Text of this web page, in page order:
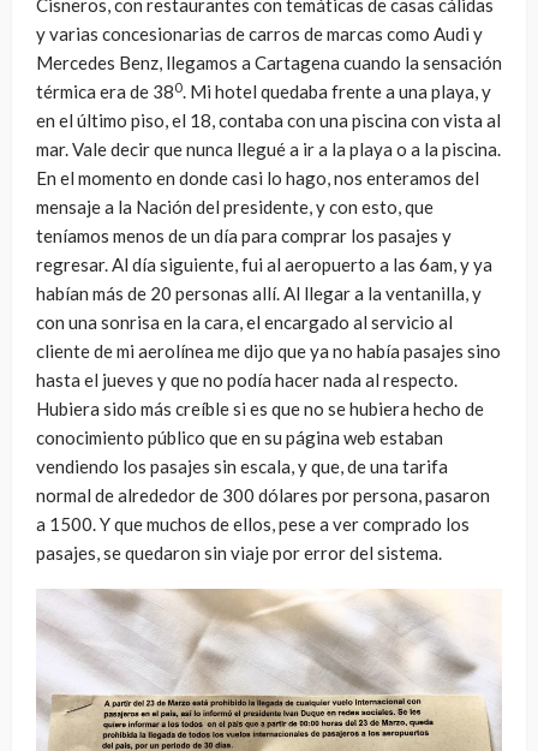
Cisneros, con restaurantes con temáticas de casas cálidas
y varias concesionarias de carros de marcas como Audi y
Mercedes Benz, llegamos a Cartagena cuando la sensación
térmica era de 380. Mi hotel quedaba frente a una playa, y
en el último piso, el 18, contaba con una piscina con vista al
mar. Vale decir que nunca llegué a ir a la playa o a la piscina.
En el momento en donde casi lo hago, nos enteramos del
mensaje a la Nación del presidente, y con esto, que
teníamos menos de un día para comprar los pasajes y
regresar. Al día siguiente, fui al aeropuerto a las 6am, y ya
habían más de 20 personas allí. Al llegar a la ventanilla, y
con una sonrisa en la cara, el encargado al servicio al
cliente de mi aerolínea me dijo que ya no había pasajes sino
hasta el jueves y que no podía hacer nada al respecto.
Hubiera sido más creíble si es que no se hubiera hecho de
conocimiento público que en su página web estaban
vendiendo los pasajes sin escala, y que, de una tarifa
normal de alrededor de 300 dólares por persona, pasaron
a 1500. Y que muchos de ellos, pese a ver comprado los
pasajes, se quedaron sin viaje por error del sistema.